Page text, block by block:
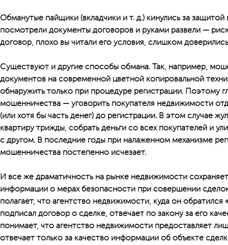
Обманутые пайщики (вкладчики и т. д.) кинулись за
посмотрели документы договоров и руками развели —
договор, плохо вы читали его условия, слишком
Существуют и другие способы обмана. Так, например,
документов на современной цветной копировальной
обнаружить только при процедуре регистрации. Поэтому
мошенничества — уговорить покупателя недвижимости
(или хотя бы часть денег) до регистрации. В этом случае
квартиру трижды, собрать деньги со всех покупателей и
с другом. В последние годы при налаженном механизме
мошенничества постепенно исчезает.
И все же драматичность на рынке недвижимости
информации о мерах безопасности при совершении
полагает, что агентство недвижимости, куда он
подписал договор о сделке, отвечает по закону за его
понимает, что агентство недвижимости предоставляет
отвечает только за качество информации об объекте